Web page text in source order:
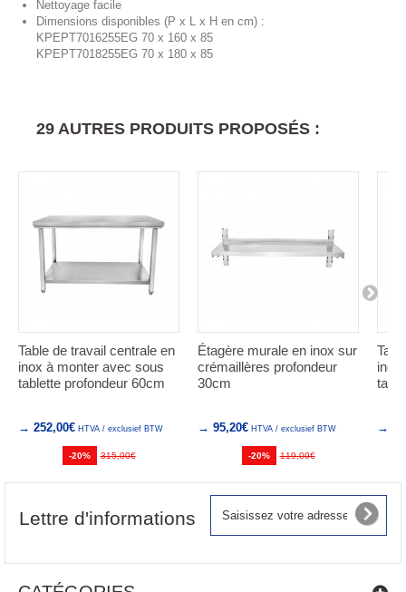
Nettoyage facile
Dimensions disponibles (P x L x H en cm) :
KPEPT7016255EG 70 x 160 x 85
KPEPT7018255EG 70 x 180 x 85
29 AUTRES PRODUITS PROPOSÉS :
Table de travail centrale en
inox à monter avec sous
tablette profondeur 60cm
→ 252,00€ HTVA / exclusief BTW
-20% 315,00€
Étagère murale en inox sur
crémaillères profondeur
30cm
→ 95,20€ HTVA / exclusief BTW
-20% 119,00€
inox
→
Lettre d'informations